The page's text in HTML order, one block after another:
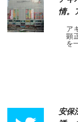
情。
ア
顕
を
安保